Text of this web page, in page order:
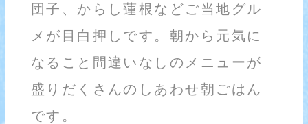
団子、からし蓮根などご当地グル
メが目白押しです。朝から元気に
なること間違いなしのメニューが
盛りだくさんのしあわせ朝ごはん
です。